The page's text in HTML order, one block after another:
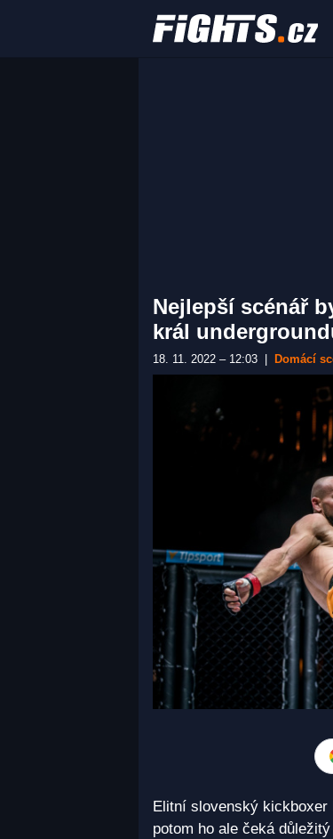
Nejlepší scénář
král
18. 11. 2022 – 12:03 Domácí
Elitní slovenský
potom ho ale čeká